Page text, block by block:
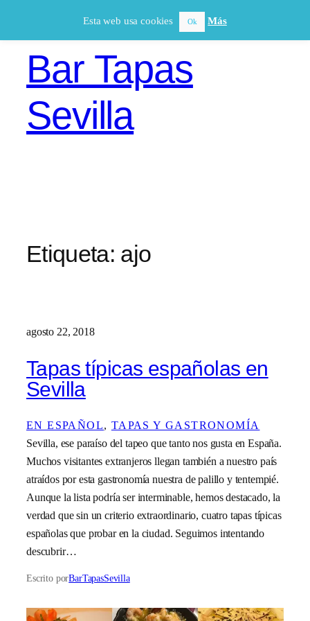
Bar Tapas
Sevilla
Etiqueta: ajo
agosto 22, 2018
Tapas típicas españolas en
Sevilla
EN ESPAÑOL, TAPAS Y GASTRONOMÍA
Sevilla, ese paraíso del tapeo que tanto nos gusta en España.
Muchos visitantes extranjeros llegan también a nuestro país
atraídos por esta gastronomía nuestra de palillo y tentempié.
Aunque la lista podría ser interminable, hemos destacado, la
verdad que sin un criterio extraordinario, cuatro tapas típicas
españolas que probar en la ciudad. Seguimos intentando
descubrir…
Escrito porBarTapasSevilla
Esta web usa cookies Ok Más